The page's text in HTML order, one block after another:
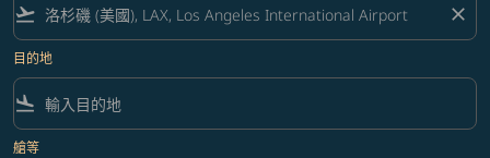
flight_takeoff close
目的地
flight_land
艙等